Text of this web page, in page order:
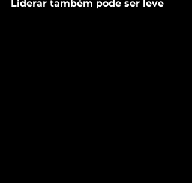
Liderar também pode ser leve